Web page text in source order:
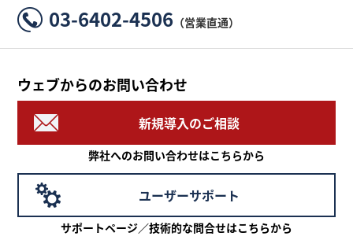
03-6402-4506 （営業直通）
ウェブからのお問い合わせ
新規導入のご相談
弊社へのお問い合わせはこちらから
ユーザーサポート
サポートページ／技術的な問合せはこちらから